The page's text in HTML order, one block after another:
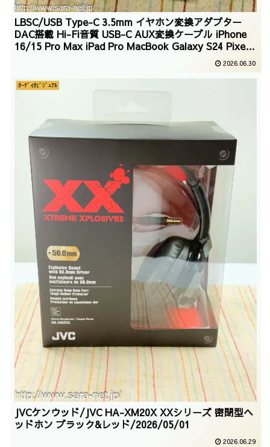
LBSC/USB Type-C 3.5mm イヤホン変換アダプター
DAC搭載 Hi-Fi音質 USB-C AUX変換ケーブル iPhone
16/15 Pro Max iPad Pro MacBook Galaxy S24 Pixel
対応 高耐久 ナイロン編み（1 個入り） /2026/05/01
2026.06.30
ｵｰﾃﾞｨｵﾋﾞｼﾞｭｱﾙ
JVCケンウッド/JVC HA-XM20X XXシリーズ 密閉型ヘ
ッドホン ブラック&レッド/2026/05/01
2026.06.29